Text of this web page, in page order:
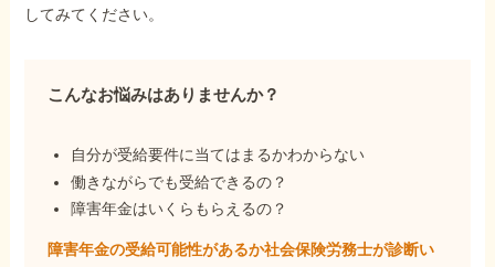
してみてください。
こんなお悩みはありませんか？
自分が受給要件に当てはまるかわからない
働きながらでも受給できるの？
障害年金はいくらもらえるの？
障害年金の受給可能性があるか社会保険労務士が診断い